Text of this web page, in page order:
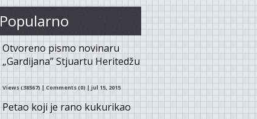
Popularno
Otvoreno pismo novinaru
„Gardijana” Stjuartu Heritedžu
Views (38567)|Comments (0)| jul 15, 2015
Petao koji je rano kukurikao